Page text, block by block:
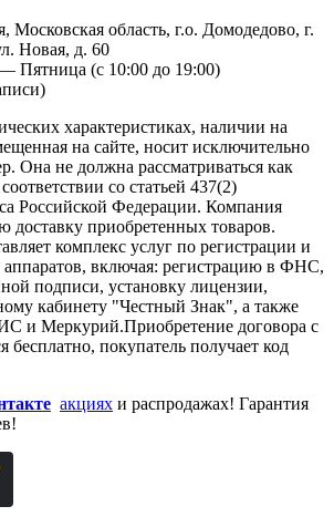
Московская область, г.о. Домодедово, г.
Новая, д. 60
Пятница (с 10:00 до 19:00)
характеристиках, наличии на
на сайте, носит исключительно
Она не должна рассматриваться как
со статьей 437(2)
Российской Федерации. Компания
доставку приобретенных товаров.
комплекс услуг по регистрации и
аппаратов, включая: регистрацию в ФНС,
подписи, установку лицензии,
кабинету "Честный Знак", а также
и Меркурий.Приобретение договора с
покупатель получает код
акциях и распродажах! Гарантия